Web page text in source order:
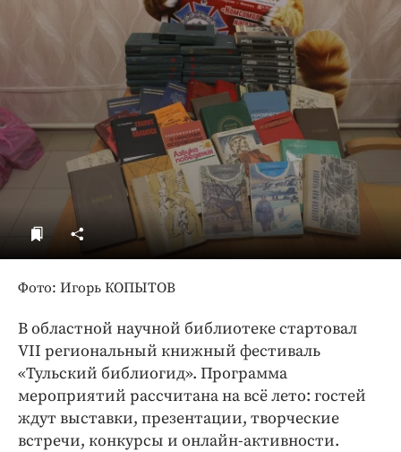
Голодный шпион
Фото: Игорь КОПЫТОВ
В областной научной библиотеке стартовал
VII региональный книжный фестиваль
«Тульский библиогид». Программа
мероприятий рассчитана на всё лето: гостей
ждут выставки, презентации, творческие
встречи, конкурсы и онлайн-активности.